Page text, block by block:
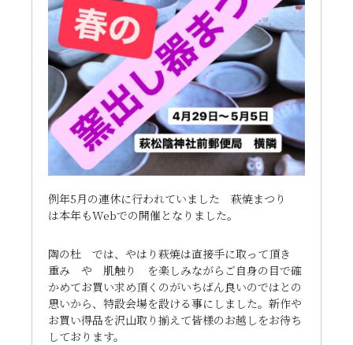
例年5月の連休に行われていました 萩焼まつり
は本年もWebでの開催となりました。
陶の杜 では、やはり萩焼は直接手に取って頂き
重み や 肌触り を楽しみながらご自身の目で確
かめてお買い求め頂くのがいちばん良いのではとの
思いから、特設会場を設ける事にしました。新作や
お買い得品を沢山取り揃えて皆様のお越しをお待ち
しております。